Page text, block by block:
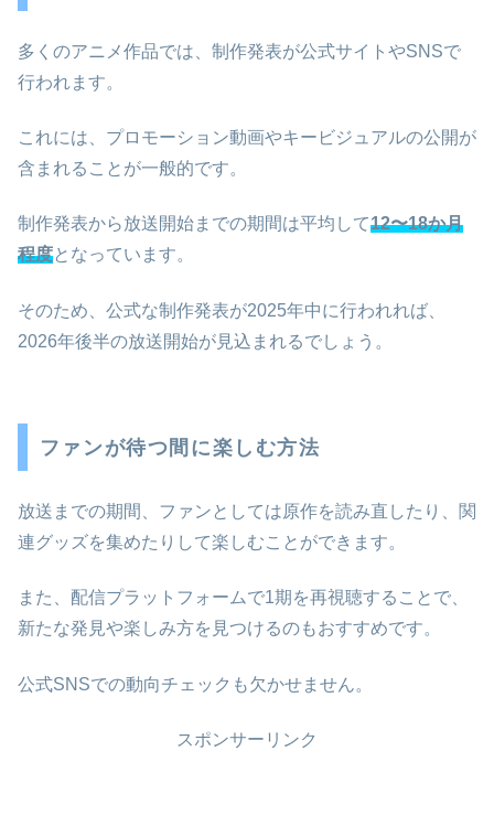
多くのアニメ作品では、制作発表が公式サイトやSNSで
行われます。
これには、プロモーション動画やキービジュアルの公開が
含まれることが一般的です。
制作発表から放送開始までの期間は平均して12〜18か月
程度となっています。
そのため、公式な制作発表が2025年中に行われれば、
2026年後半の放送開始が見込まれるでしょう。
ファンが待つ間に楽しむ方法
放送までの期間、ファンとしては原作を読み直したり、関
連グッズを集めたりして楽しむことができます。
また、配信プラットフォームで1期を再視聴することで、
新たな発見や楽しみ方を見つけるのもおすすめです。
公式SNSでの動向チェックも欠かせません。
スポンサーリンク